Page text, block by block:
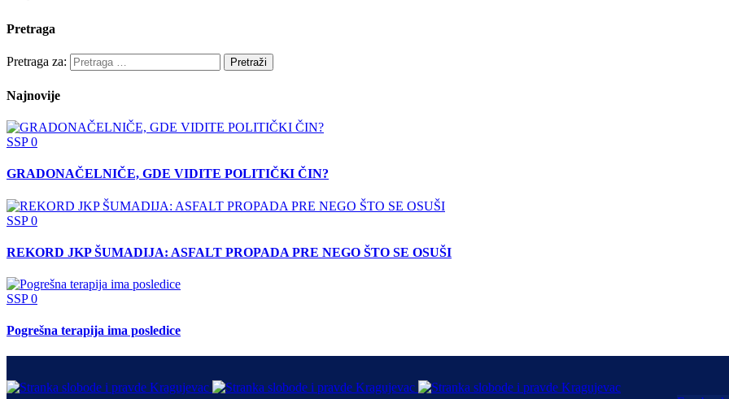
Pretraga
Pretraga za:
Najnovije
SSP0
GRADONAČELNIČE, GDE VIDITE POLITIČKI ČIN?
SSP0
REKORD JKP ŠUMADIJA: ASFALT PROPADA PRE NEGO ŠTO SE OSUŠI
SSP0
Pogrešna terapija ima posledice